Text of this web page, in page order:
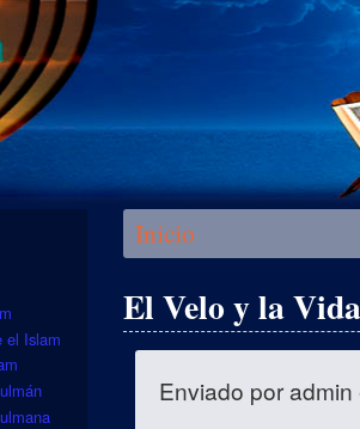
Se encuentra usted aquí
Inicio
El Velo y la
Enviado poradmin
el Islam